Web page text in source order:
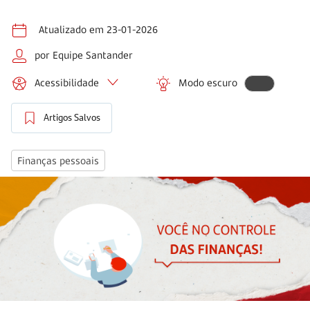
Atualizado em 23-01-2026
por Equipe Santander
Acessibilidade Modo escuro
Artigos Salvos
Finanças pessoais